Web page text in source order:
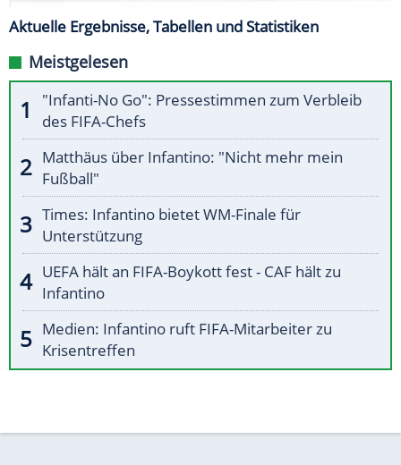
Aktuelle Ergebnisse, Tabellen und Statistiken
Meistgelesen
"Infanti-No Go": Pressestimmen zum Verbleib
des FIFA-Chefs
Matthäus über Infantino: "Nicht mehr mein
Fußball"
Times: Infantino bietet WM-Finale für
Unterstützung
UEFA hält an FIFA-Boykott fest - CAF hält zu
Infantino
Medien: Infantino ruft FIFA-Mitarbeiter zu
Krisentreffen